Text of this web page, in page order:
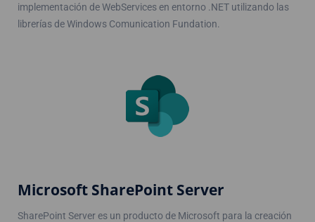
implementación de WebServices en entorno .NET utilizando las
librerías de Windows Comunication Fundation.
Microsoft SharePoint Server
SharePoint Server es un producto de Microsoft para la creación